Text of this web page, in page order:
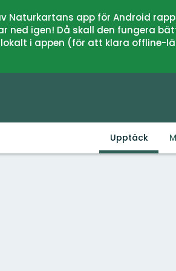
Naturkartans app för Android
igen! Då skall den fungera
i appen (för att klara offline-
Upptäck